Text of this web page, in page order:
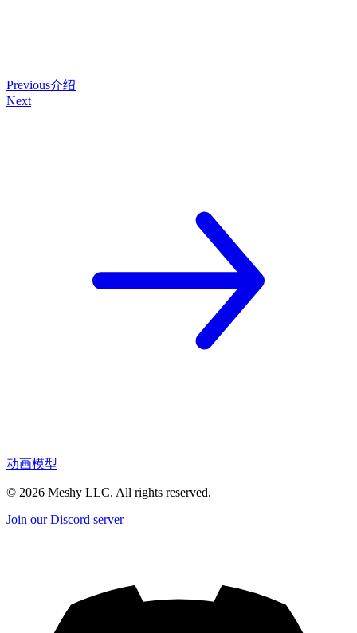
Previous介绍
Next
动画模型
© 2026 Meshy LLC. All rights reserved.
Join our Discord server